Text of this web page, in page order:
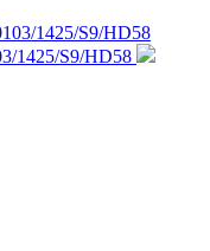
1425/S9/HD58